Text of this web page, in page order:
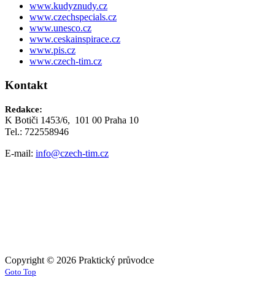
www.kudyznudy.cz
www.czechspecials.cz
www.unesco.cz
www.ceskainspirace.cz
www.pis.cz
www.czech-tim.cz
Kontakt
Redakce:
K Botiči 1453/6, 101 00 Praha 10
Tel.: 722558946
E-mail: info@czech-tim.cz
Copyright © 2026 Praktický průvodce
Goto Top